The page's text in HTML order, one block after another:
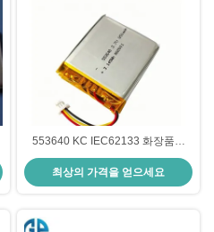
553640 KC IEC62133 화장품용
3.7V 850mAh 리?? 이온 폴리머 배
터리 팩 승인
최상의 가격을 얻으세요